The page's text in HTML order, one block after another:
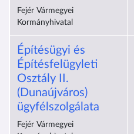
Fejér Vármegyei
Kormányhivatal
Építésügyi és
Építésfelügyleti
Osztály II.
(Dunaújváros)
ügyfélszolgálata
Fejér Vármegyei